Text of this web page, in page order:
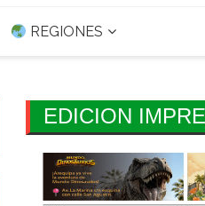
REGIONES
EDICION